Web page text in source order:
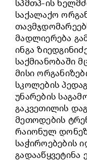
სპმთპ-ის
საქალაქო
მადლიერება
ინგა
საქმიანობაში
მისი
სკოლების
უნარების
გაკვეთილის
მეთოდების
რაიონულ
საჭიროებების
გადააწყვეტინა